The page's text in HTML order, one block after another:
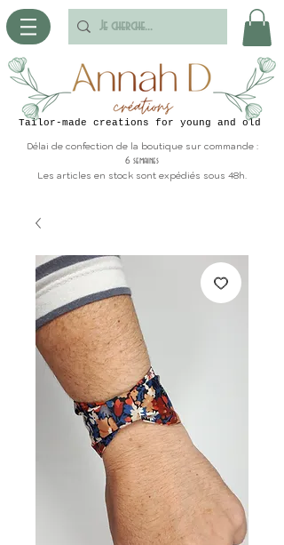
Tailor-made creations for young and old
Délai de confection de la boutique sur commande :
6 semaines
Les articles en stock sont expédiés sous 48h.